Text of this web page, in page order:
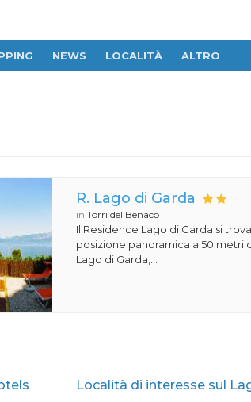
NEWS LOCALITÀ ALTRO
R. Lago di Garda
inTorri del Benaco
Il Residence Lago di Garda si
posizione panoramica a 50 metri
Lago di Garda,...
Località di interesse sul